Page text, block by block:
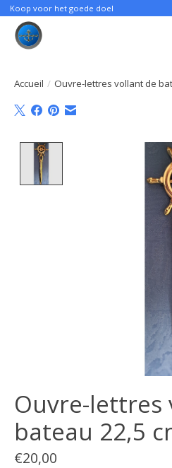
Koop voor het goede doel
Accueil / Ouvre-lettres vollant de
Product image
Ouvre-lettres
bateau 22,5
€20,00